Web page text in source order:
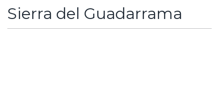
Sierra del Guadarrama